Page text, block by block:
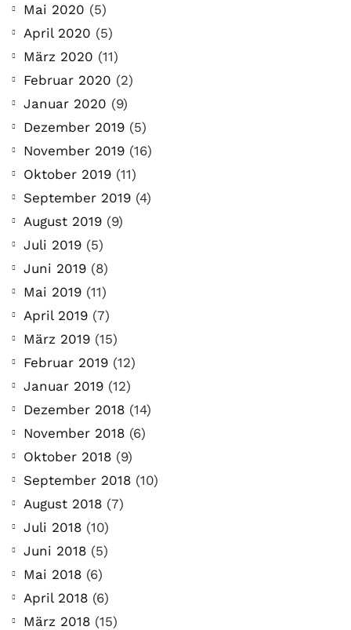
Mai 2020 (5)
April 2020 (5)
März 2020 (11)
Februar 2020 (2)
Januar 2020 (9)
Dezember 2019 (5)
November 2019 (16)
Oktober 2019 (11)
September 2019 (4)
August 2019 (9)
Juli 2019 (5)
Juni 2019 (8)
Mai 2019 (11)
April 2019 (7)
März 2019 (15)
Februar 2019 (12)
Januar 2019 (12)
Dezember 2018 (14)
November 2018 (6)
Oktober 2018 (9)
September 2018 (10)
August 2018 (7)
Juli 2018 (10)
Juni 2018 (5)
Mai 2018 (6)
April 2018 (6)
März 2018 (15)